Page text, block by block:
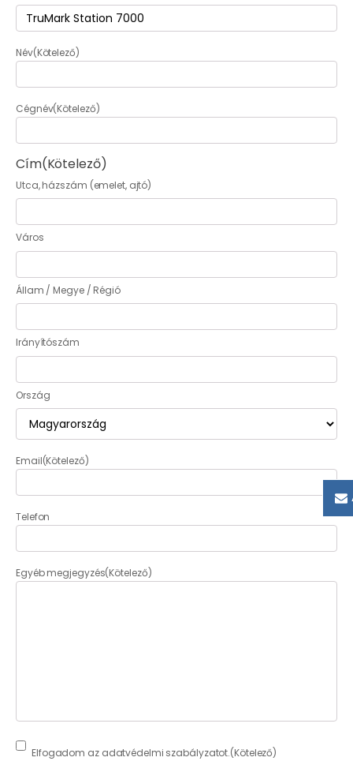
Termék(Kötelező)
Név(Kötelező)
Cégnév(Kötelező)
Cím(Kötelező)
Utca, házszám (emelet, ajtó)
Város
Állam / Megye / Régió
Irányítószám
Ország
Email(Kötelező)
Telefon
Egyéb megjegyzés(Kötelező)
Consent(Kötelező)
Elfogadom az adatvédelmi szabályzatot.(Kötelező)